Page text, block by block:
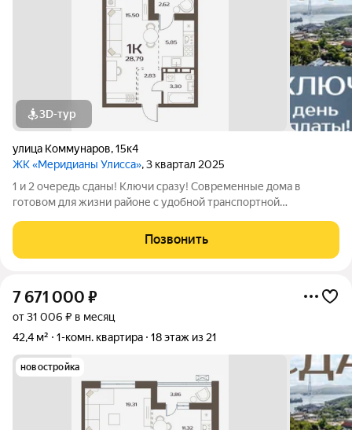
3D-тур
улица Коммунаров,15к4
ЖК «Меридианы Улисса», 3 квартал 2025
1 и 2 очередь сданы! Ключи сразу! Современные дома в
готовом для жизни районе с удобной транспортной
на Русском острове или р-на Патрокл 5 МИНУТ до площади
Позвонить
7 671 000 ₽
от 31 006 ₽ в месяц
42,4 м²
1-комн. квартира 18 этаж из 21
новостройка